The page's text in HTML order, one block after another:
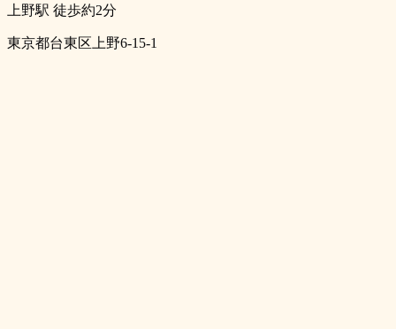
上野駅 徒歩約2分
東京都台東区上野6-15-1